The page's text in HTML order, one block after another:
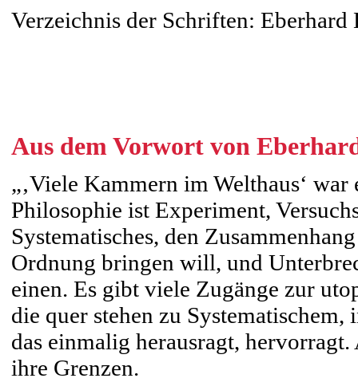
Verzeichnis der Schriften: Eberhard
Aus dem Vorwort von
„‚Viele Kammern im Welthaus‘
Philosophie ist Experiment,
Systematisches, den
Ordnung bringen will, und
einen. Es gibt viele Zugänge zur
die quer stehen zu Systematischem,
das einmalig herausragt,
ihre Grenzen.